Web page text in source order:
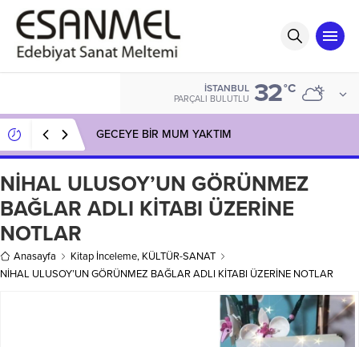
İSTANBUL
PARÇALI BULUTLU 32°C
GECEYE BİR MUM YAKTIM
NİHAL ULUSOY’UN GÖRÜNMEZ
BAĞLAR ADLI KİTABI ÜZERİNE
NOTLAR
Anasayfa Kitap İnceleme, KÜLTÜR-SANAT
NİHAL ULUSOY’UN GÖRÜNMEZ BAĞLAR ADLI KİTABI ÜZERİNE NOTLAR